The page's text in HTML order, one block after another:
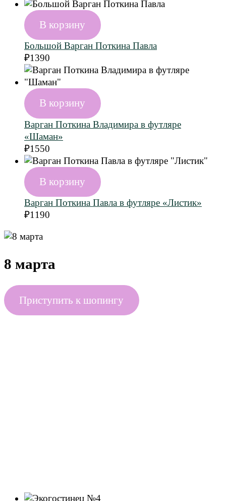
В корзину
Большой Варган Поткина Павла
₽1390
В корзину
Варган Поткина Владимира в футляре
«Шаман»
₽1550
В корзину
Варган Поткина Павла в футляре «Листик»
₽1190
8 марта
Приступить к шопингу